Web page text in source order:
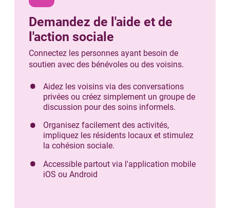
Demandez de l'aide et de
l'action sociale
Connectez les personnes ayant besoin de
soutien avec des bénévoles ou des voisins.
Aidez les voisins via des conversations
privées ou créez simplement un groupe de
discussion pour des soins informels.
Organisez facilement des activités,
impliquez les résidents locaux et stimulez
la cohésion sociale.
Accessible partout via l'application mobile
iOS ou Android